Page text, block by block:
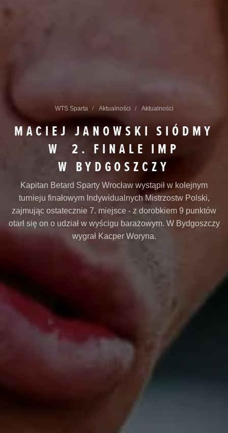
WTS Sparta Aktualności Aktualności
MACIEJ JANOWSKI SIÓDMY
W 2. FINALE IMP
W BYDGOSZCZY
Kapitan Betard Sparty Wrocław wystąpił w kolejnym
turnieju finałowym Indywidualnych Mistrzostw Polski,
zajmując ostatecznie 7. miejsce - z dorobkiem 9 punktów
otarł się on o udział w wyścigu barażowym. W Bydgoszczy
wygrał Kacper Woryna.